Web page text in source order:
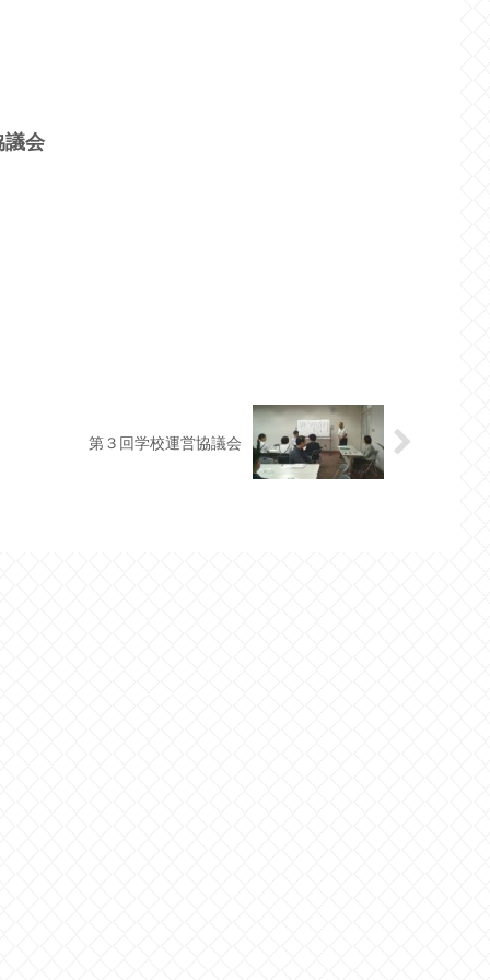
会
第３回学校運営協議会